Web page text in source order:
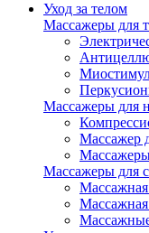
Уход за телом
Массажеры для
Массажеры для
Массажер
Массажеры для